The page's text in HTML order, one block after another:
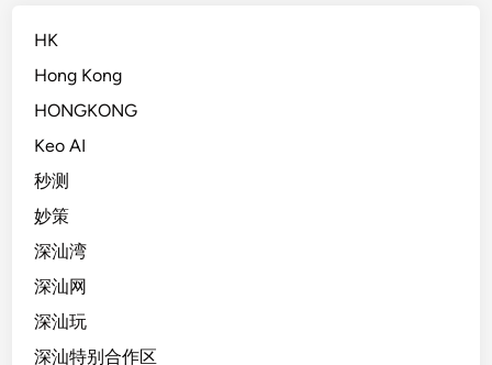
HK
Hong Kong
HONGKONG
Keo AI
秒测
妙策
深汕湾
深汕网
深汕玩
深汕特别合作区